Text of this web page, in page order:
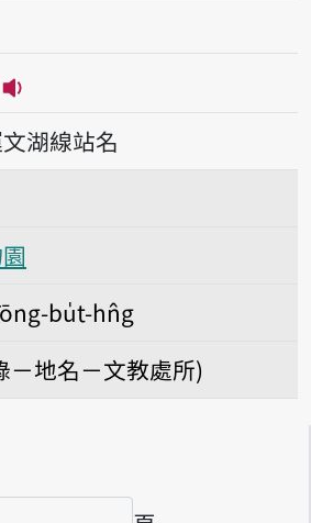
播放音讀Ba̍k-sa
湖線站名
bu̍t-hn̂g
－地名－文教處所)